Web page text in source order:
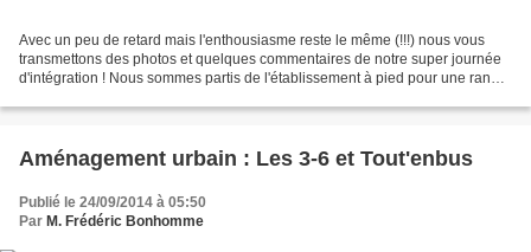
Avec un peu de retard mais l'enthousiasme reste le même (!!!) nous vous
transmettons des photos et quelques commentaires de notre super journée
d'intégration ! Nous sommes partis de l'établissement à pied pour une rando-
Aménagement urbain : Les 3-6 et Tout'enbus
Publié le 24/09/2014 à 05:50
Par M. Frédéric Bonhomme